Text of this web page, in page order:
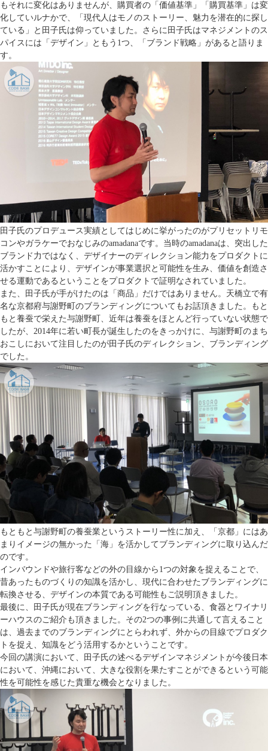
もそれに変化はありませんが、購買者の「価値基準」「購買基準」は変
化していルナかで、「現代人はモノのストーリー、魅力を潜在的に探し
ている」と田子氏は仰っていました。さらに田子氏はマネジメントのス
パイスには「デザイン」ともう1つ、「ブランド戦略」があると語りま
す。
田子氏のプロデュース実績としてはじめに挙がったのがプリセットリモ
コンやガラケーでおなじみのamadanaです。当時のamadanaは、突出した
ブランド力ではなく、デザイナーのディレクション能力をプロダクトに
活かすことにより、デザインが事業選択と可能性を生み、価値を創造さ
せる運動であるということをプロダクトで証明なされていました。
また、田子氏が手がけたのは「商品」だけではありません。天橋立で有
名な京都府与謝野町のブランディングについてもお話頂きました。もと
もと養蚕で栄えた与謝野町、近年は養蚕をほとんど行っていない状態で
したが、2014年に若い町長が誕生したのをきっかけに、与謝野町のまち
おこしにおいて注目したのが田子氏のディレクション、ブランディング
でした。
もともと与謝野町の養蚕業というストーリー性に加え、「京都」にはあ
まりイメージの無かった「海」を活かしてブランディングに取り込んだ
のです。
インバウンドや旅行客などの外の目線から1つの対象を捉えることで、
昔あったものづくりの知識を活かし、現代に合わせたブランディングに
転換させる、デザインの本質である可能性もご説明頂きました。
最後に、田子氏が現在ブランディングを行なっている、食器とワイナリ
ーハウスのご紹介も頂きました。その2つの事例に共通して言えること
は、過去までのブランディングにとらわれず、外からの目線でプロダク
トを捉え、知識をどう活用するかということです。
今回の講演において、田子氏の述べるデザインマネジメントが今後日本
において、沖縄において、大きな役割を果たすことができるという可能
性を可能性を感じた貴重な機会となりました。